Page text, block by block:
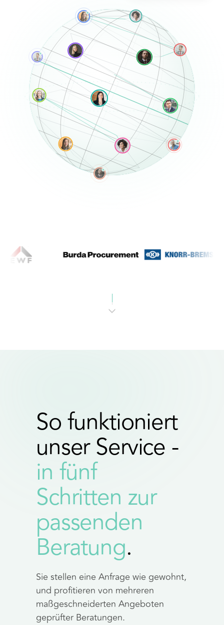
So funktioniert
unser Service -
in fünf
Schritten zur
passenden
Beratung.
Sie stellen eine Anfrage wie gewohnt,
und profitieren von mehreren
maßgeschneiderten Angeboten
geprüfter Beratungen.